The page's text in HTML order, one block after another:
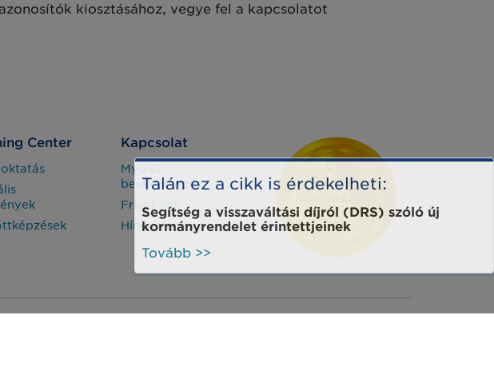
kiosztásához, vegye fel a kapcsolatot
Talán ez a cikk is érdekelheti:
Segítség a visszaváltási díjról (DRS) szóló új
kormányrendelet érintettjeinek
Tovább >>
Center Kapcsolat
MyGS1
bejelentkezés
Friss hírek
Hírleveleink